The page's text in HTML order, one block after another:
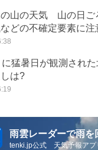
の山の天気 山の日ご
どの不確定要素に注
に猛暑日が観測され
は?
雨雲レーダーで雨を
tenki.jp公式 天気予報アプ